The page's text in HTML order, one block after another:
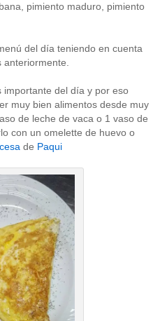
pimiento maduro, pimiento
del día teniendo en cuenta
importante del día y por eso
muy bien alimentos desde muy
de leche de vaca o 1 vaso de
con un omelette de huevo o
de Paqui